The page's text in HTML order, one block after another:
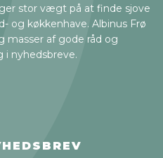
stor vægt på at finde sjove
og køkkenhave. Albinus Frø
masser af gode råd og
i nyhedsbreve.